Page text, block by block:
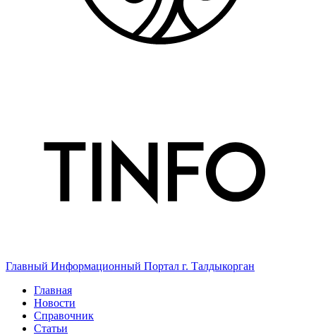
Главный Информационный Портал г. Талдыкорган
Главная
Новости
Справочник
Статьи